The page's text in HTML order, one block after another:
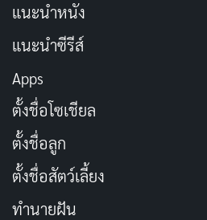
แนะนำหนัง
แนะนำซีรีส์
Apps
ตั้งชื่อโซเชียล
ตั้งชื่อลูก
ตั้งชื่อสัตว์เลี้ยง
ทำนายฝัน